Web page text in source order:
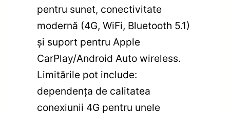
pentru sunet, conectivitate
modernă (4G, WiFi, Bluetooth 5.1)
și suport pentru Apple
CarPlay/Android Auto wireless.
Limitările pot include:
dependența de calitatea
conexiunii 4G pentru unele